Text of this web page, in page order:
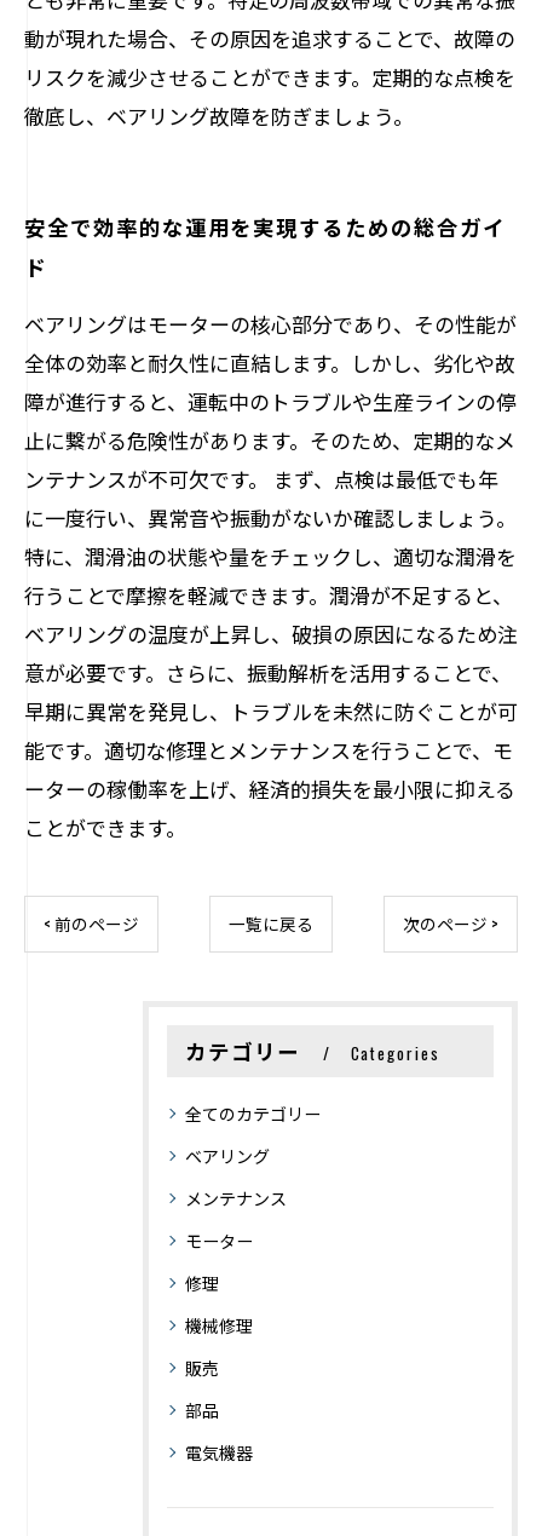
動が現れた場合、その原因を追求することで、故障の
リスクを減少させることができます。定期的な点検を
徹底し、ベアリング故障を防ぎましょう。
安全で効率的な運用を実現するための総合ガイ
ド
ベアリングはモーターの核心部分であり、その性能が
全体の効率と耐久性に直結します。しかし、劣化や故
障が進行すると、運転中のトラブルや生産ラインの停
止に繋がる危険性があります。そのため、定期的なメ
ンテナンスが不可欠です。 まず、点検は最低でも年
に一度行い、異常音や振動がないか確認しましょう。
特に、潤滑油の状態や量をチェックし、適切な潤滑を
行うことで摩擦を軽減できます。潤滑が不足すると、
ベアリングの温度が上昇し、破損の原因になるため注
意が必要です。さらに、振動解析を活用することで、
早期に異常を発見し、トラブルを未然に防ぐことが可
能です。適切な修理とメンテナンスを行うことで、モ
ーターの稼働率を上げ、経済的損失を最小限に抑える
ことができます。
< 前のページ 一覧に戻る 次のページ >
カテゴリー Categories
全てのカテゴリー
ベアリング
メンテナンス
モーター
修理
機械修理
販売
部品
電気機器